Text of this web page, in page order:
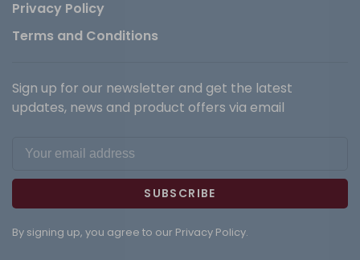
Privacy Policy
Terms and Conditions
Sign up for our newsletter and get the latest
updates, news and product offers via email
SUBSCRIBE
By signing up, you agree to our Privacy Policy.